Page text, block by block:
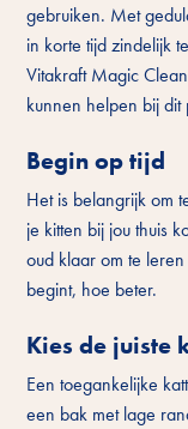
gebruiken. Met
in korte tijd zindelijk
Vitakraft Magic
kunnen helpen bij dit
Begin op tijd
Het is belangrijk om
je kitten bij jou thuis
oud klaar om te
begint, hoe beter.
Kies de juiste
Een toegankelijke
een bak met lage